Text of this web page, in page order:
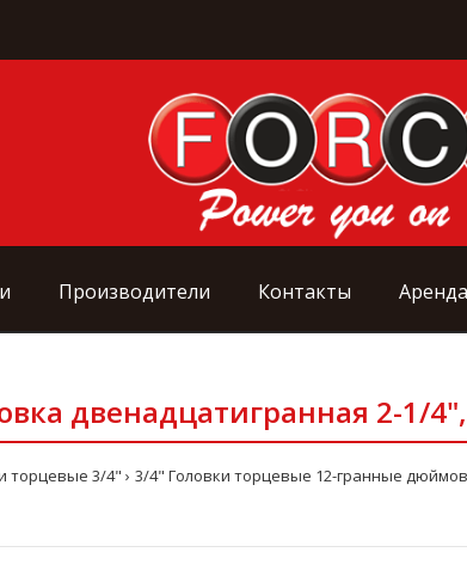
Производители Контакты Аренда
двенадцатигранная 2-1/4",
торцевые 3/4" 3/4" Головки торцевые 12-гранные